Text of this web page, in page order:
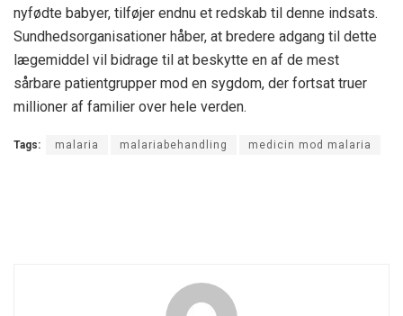
nyfødte babyer, tilføjer endnu et redskab til denne indsats.
Sundhedsorganisationer håber, at bredere adgang til dette
lægemiddel vil bidrage til at beskytte en af de mest
sårbare patientgrupper mod en sygdom, der fortsat truer
millioner af familier over hele verden.
Tags: malaria malariabehandling medicin mod malaria